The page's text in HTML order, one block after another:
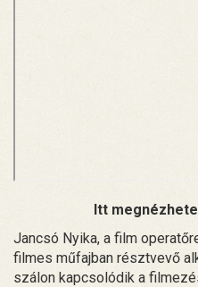
Itt
Jancsó Nyika, a film
filmes műfajban résztvevő
szálon kapcsolódik a